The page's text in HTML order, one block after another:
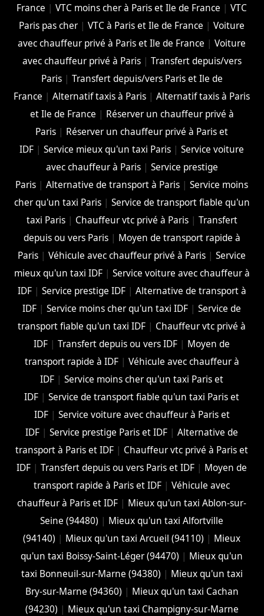
France |VTC moins cher à Paris et Ile de France |VTC
Paris pas cher |VTC à Paris et Ile de France |Voiture
avec chauffeur privé à Paris et Ile de France |Voiture
avec chauffeur privé à Paris| Transfert depuis/vers
Paris| Transfert depuis/vers Paris et Ile de
France |Alternatif taxis à Paris |Alternatif taxis à Paris
et Ile de France | Réserver un chauffeur privé à
Paris | Réserver un chauffeur privé à Paris et
IDF |Service mieux qu'un taxi Paris |Service voiture
avec chauffeur à Paris| Service prestige
Paris |Alternative de transport à Paris |Service moins
cher qu'un taxi Paris| Service de transport fiable qu'un
taxi Paris| Chauffeur vtc privé à Paris| Transfert
depuis ou vers Paris| Moyen de transport rapide à
Paris |Véhicule avec chauffeur privé à Paris |Service
mieux qu'un taxi IDF| Service voiture avec chauffeur à
IDF| Service prestige IDF| Alternative de transport à
IDF |Service moins cher qu'un taxi IDF |Service de
transport fiable qu'un taxi IDF | Chauffeur vtc privé à
IDF |Transfert depuis ou vers IDF | Moyen de
transport rapide à IDF| Véhicule avec chauffeur à
IDF |Service moins cher qu'un taxi Paris et
IDF |Service de transport fiable qu'un taxi Paris et
IDF| Service voiture avec chauffeur à Paris et
IDF |Service prestige Paris et IDF |Alternative de
transport à Paris et IDF | Chauffeur vtc privé à Paris et
IDF |Transfert depuis ou vers Paris et IDF | Moyen de
transport rapide à Paris et IDF |Véhicule avec
chauffeur à Paris et IDF | Mieux qu'un taxi Ablon-sur-
Seine (94480) | Mieux qu'un taxi Alfortville
(94140) | Mieux qu'un taxi Arcueil (94110) | Mieux
qu'un taxi Boissy-Saint-Léger (94470) | Mieux qu'un
taxi Bonneuil-sur-Marne (94380) | Mieux qu'un taxi
Bry-sur-Marne (94360) | Mieux qu'un taxi Cachan
(94230) | Mieux qu'un taxi Champigny-sur-Marne